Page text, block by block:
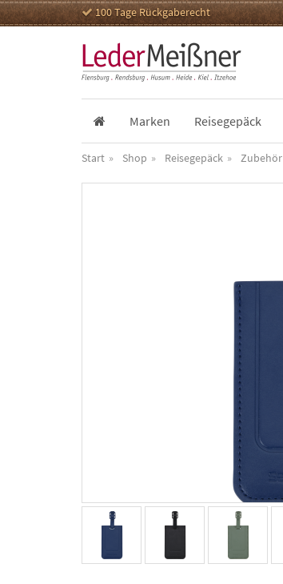
100 Tage Rückgaberecht
Marken Reisegepäck
Start Shop Reisegepäck Zubehör